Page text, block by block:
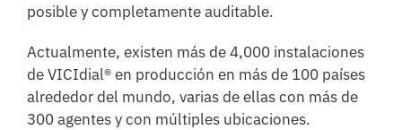
posible y completamente auditable.
Actualmente, existen más de 4,000 instalaciones
de VICIdial® en producción en más de 100 países
alrededor del mundo, varias de ellas con más de
300 agentes y con múltiples ubicaciones.